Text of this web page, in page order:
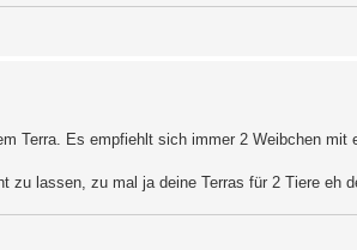
Terra. Es empfiehlt sich immer 2 Weibchen mit
zu lassen, zu mal ja deine Terras für 2 Tiere eh